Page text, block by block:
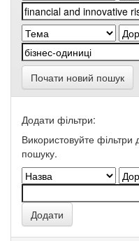
Почати новий пошук
Додати фільтри:
Використовуйте фільтри
пошуку.